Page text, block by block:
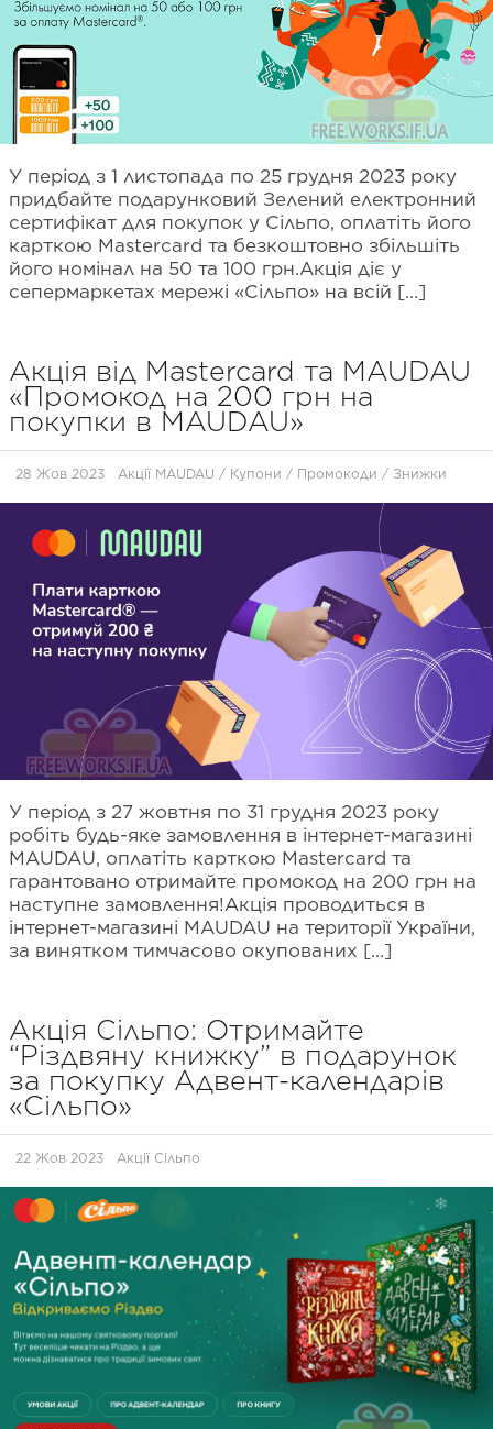
У період з 1 листопада по 25 грудня 2023 року
придбайте подарунковий Зелений електронний
сертифікат для покупок у Сільпо, оплатіть його
карткою Masterсard та безкоштовно збільшіть
його номінал на 50 та 100 грн.Акція діє у
сепермаркетах мережі «Сільпо» на всій […]
Акція від Mastercard та MAUDAU
«Промокод на 200 грн на
покупки в MAUDAU»
28 Жов 2023 Акції MAUDAU / Купони / Промокоди / Знижки
У період з 27 жовтня по 31 грудня 2023 року
робіть будь-яке замовлення в інтернет-магазині
MAUDAU, оплатіть карткою Mastercard та
гарантовано отримайте промокод на 200 грн на
наступне замовлення!Акція проводиться в
інтернет-магазині MAUDAU на території України,
за винятком тимчасово окупованих […]
Акція Сільпо: Отримайте
“Різдвяну книжку” в подарунок
за покупку Адвент-календарів
«Сільпо»
22 Жов 2023 Акції Сільпо